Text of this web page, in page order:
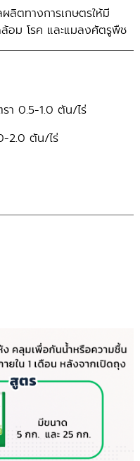
ตทางการเกษตรให้มี
อม โรค และแมลงศัตรูพืช
า 0.5-1.0 ตัน/ไร่
2.0 ตัน/ไร่